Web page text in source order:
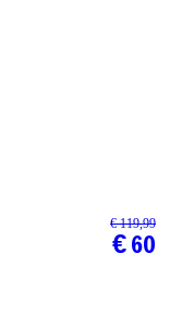
€ 119,99
€ 60